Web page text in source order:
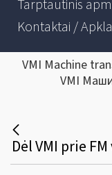
Tarptautinis
Kontaktai /
VMI Machine
VMI